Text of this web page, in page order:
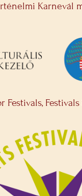
Karnevál
Festivals,